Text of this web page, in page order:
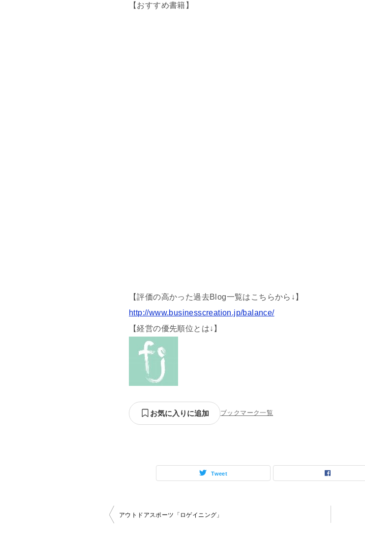
【おすすめ書籍】
【評価の高かった過去Blog一覧はこちらから↓】
http://www.businesscreation.jp/balance/
【経営の優先順位とは↓】
お気に入りに追加 ブックマーク一覧
Tweet
投
アウトドアスポーツ「ロゲイニング」